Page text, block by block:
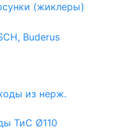
(жиклеры)
Buderus
из нерж.
ТиС Ø110